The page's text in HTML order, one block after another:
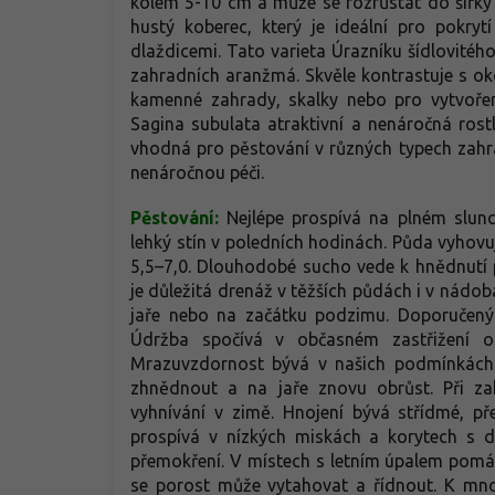
hustý koberec, který je ideální pro
dlaždicemi. Tato varieta Úrazníku
zahradních aranžmá. Skvěle kontrastuje s
kamenné zahrady, skalky nebo pro
Sagina subulata atraktivní a nenáročná
vhodná pro pěstování v různých typech
nenáročnou péči.
Pěstování: Nejlépe prospívá na plném
lehký stín v poledních hodinách. Půda
5,5–7,0. Dlouhodobé sucho vede k
je důležitá drenáž v těžších půdách i v
jaře nebo na začátku podzimu.
Údržba spočívá v občasném
Mrazuvzdornost bývá v našich
zhnědnout a na jaře znovu obrůst. Při
vyhnívání v zimě. Hnojení bývá střídmé,
prospívá v nízkých miskách a korytech s
přemokření. V místech s letním úpalem
se porost může vytahovat a řídnout. K